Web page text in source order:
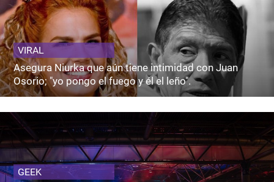
VIRAL
Asegura Niurka que aún tiene intimidad con Juan
Osorio; "yo pongo el fuego y él el leño".
GEEK